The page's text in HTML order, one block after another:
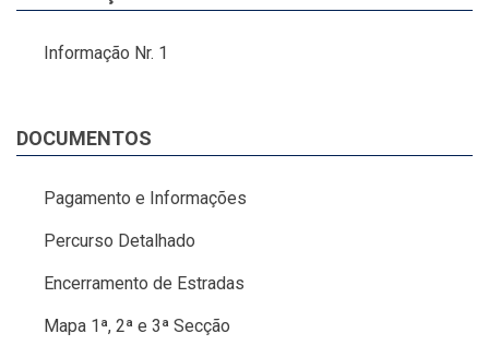
Informação Nr. 1
DOCUMENTOS
Pagamento e Informações
Percurso Detalhado
Encerramento de Estradas
Mapa 1ª, 2ª e 3ª Secção